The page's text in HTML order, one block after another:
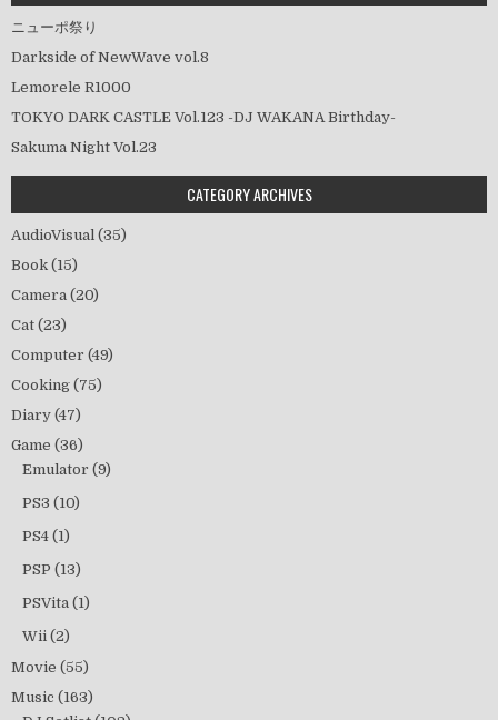
ニューポ祭り
Darkside of NewWave vol.8
Lemorele R1000
TOKYO DARK CASTLE Vol.123 -DJ WAKANA Birthday-
Sakuma Night Vol.23
CATEGORY ARCHIVES
AudioVisual (35)
Book (15)
Camera (20)
Cat (23)
Computer (49)
Cooking (75)
Diary (47)
Game (36)
Emulator (9)
PS3 (10)
PS4 (1)
PSP (13)
PSVita (1)
Wii (2)
Movie (55)
Music (163)